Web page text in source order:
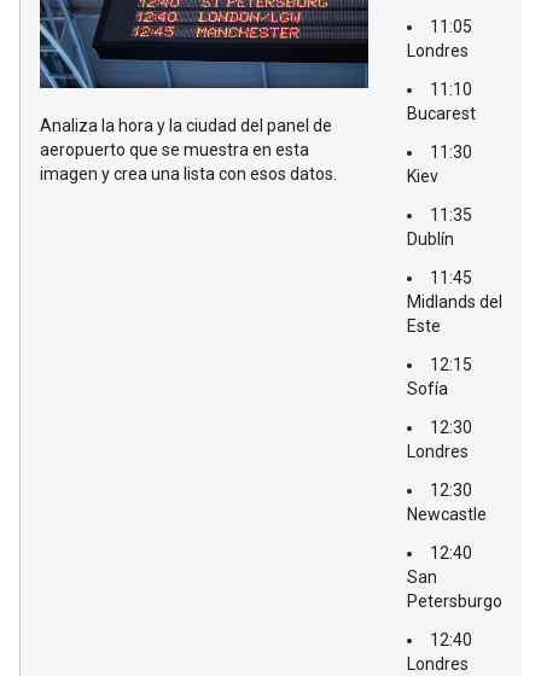
Analiza la hora y la ciudad del panel de
aeropuerto que se muestra en esta
imagen y crea una lista con esos datos.
11:05
Londres
11:10
Bucarest
11:30
Kiev
11:35
Dublín
11:45
Midlands del
Este
12:15
Sofía
12:30
Londres
12:30
Newcastle
12:40
San
Petersburgo
12:40
Londres